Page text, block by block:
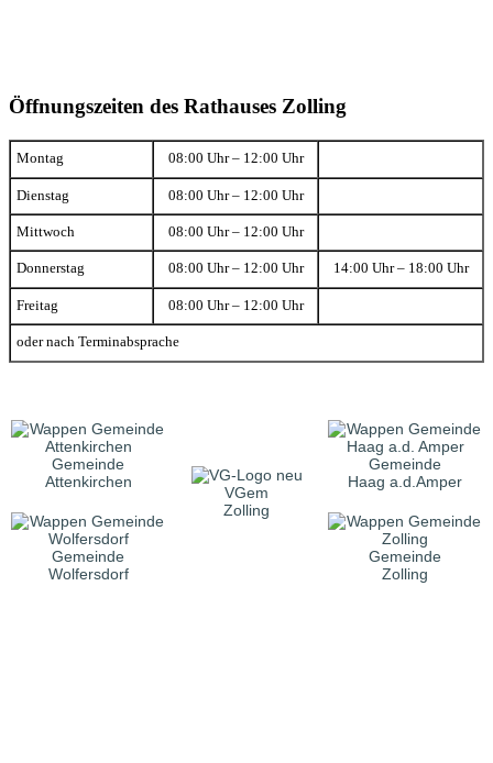
Öffnungszeiten des Rathauses Zolling
Montag 08:00 Uhr – 12:00 Uhr
Dienstag 08:00 Uhr – 12:00 Uhr
Mittwoch 08:00 Uhr – 12:00 Uhr
Donnerstag 08:00 Uhr – 12:00 Uhr 14:00 Uhr – 18:00 Uhr
Freitag 08:00 Uhr – 12:00 Uhr
oder nach Terminabsprache
Gemeinde
Attenkirchen
VGem
Zolling
Gemeinde
Haag a.d.Amper
Gemeinde
Wolfersdorf
Gemeinde
Zolling